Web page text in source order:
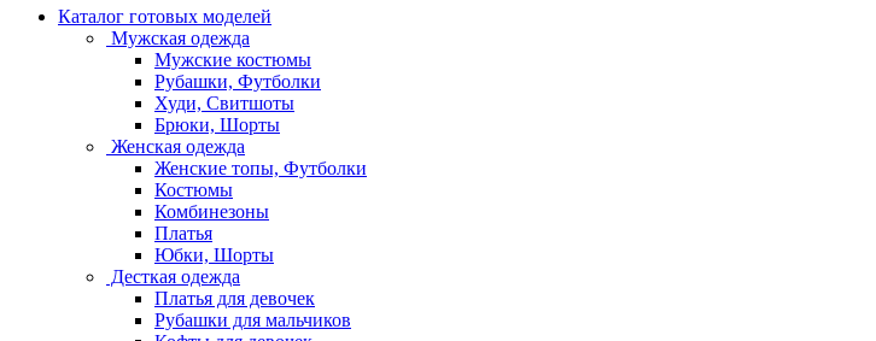
Каталог готовых моделей
Мужская одежда
Мужские костюмы
Рубашки, Футболки
Худи, Свитшоты
Брюки, Шорты
Женская одежда
Женские топы, Футболки
Костюмы
Комбинезоны
Платья
Юбки, Шорты
Десткая одежда
Платья для девочек
Рубашки для мальчиков